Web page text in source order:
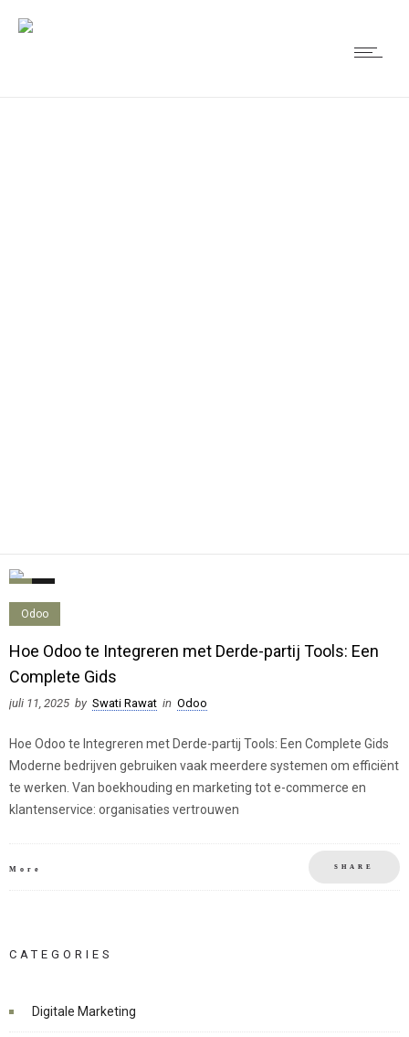
Odoo
Hoe Odoo te Integreren met Derde-partij Tools: Een
Complete Gids
juli 11, 2025 by Swati Rawat in Odoo
Hoe Odoo te Integreren met Derde-partij Tools: Een Complete Gids
Moderne bedrijven gebruiken vaak meerdere systemen om efficiënt
te werken. Van boekhouding en marketing tot e-commerce en
klantenservice: organisaties vertrouwen
More SHARE
CATEGORIES
Digitale Marketing